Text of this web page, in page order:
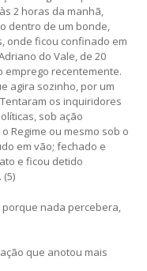
2 horas da manhã,
dentro de um bonde,
onde ficou confinado em
do Vale, de 20
emprego recentemente.
agira sozinho, por um
os inquiridores
sob ação
Regime ou mesmo sob o
em vão; fechado e
e ficou detido
nada percebera,
que anotou mais